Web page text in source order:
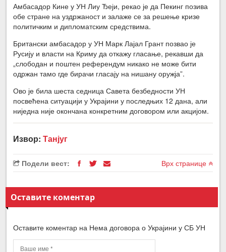
Амбасадор Кине у УН Лиу Ђеји, рекао је да Пекинг позива
обе стране на уздржаност и залаже се за решење кризе
политичким и дипломатским средствима.
Британски амбасадор у УН Марк Лајал Грант позвао је
Русију и власти на Криму да откажу гласање, рекавши да
„слободан и поштен референдум никако не може бити
одржан тамо где бирачи гласају на нишану оружја”.
Ово је била шеста седница Савета безбедности УН
посвећена ситуацији у Украјини у последњих 12 дана, али
ниједна није окончана конкретним договором или акцијом.
Извор:Танјуг
Подели вест: Врх странице
Оставите коментар
Оставите коментар на Нема договора о Украјини у СБ УН